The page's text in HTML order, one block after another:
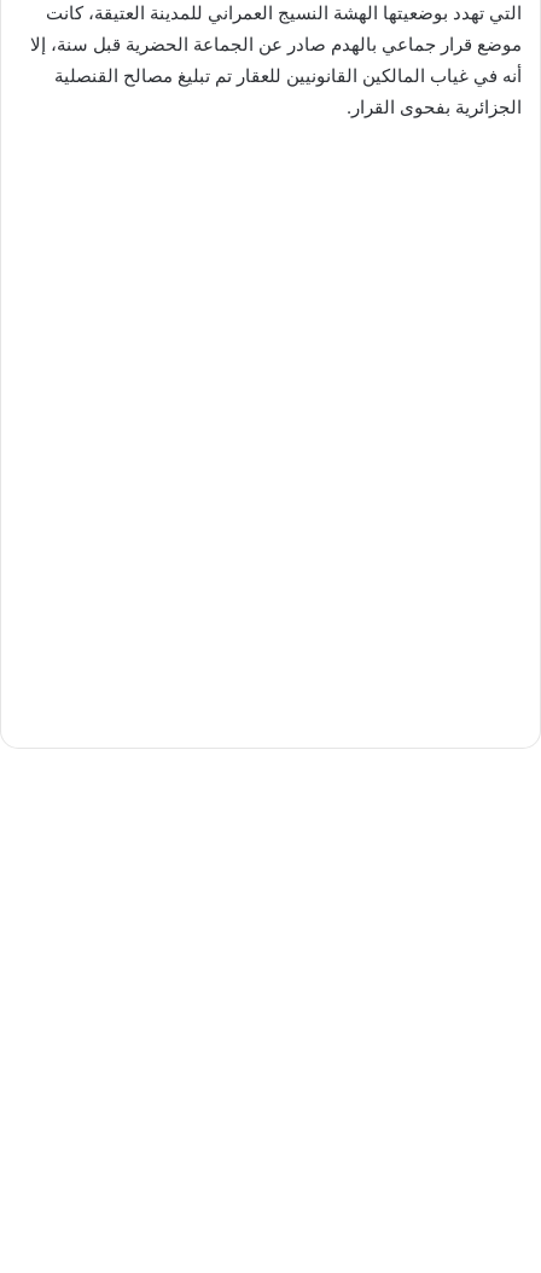
التي تهدد بوضعيتها الهشة النسيج العمراني للمدينة العتيقة، كانت
موضع قرار جماعي بالهدم صادر عن الجماعة الحضرية قبل سنة، إلا
أنه في غياب المالكين القانونيين للعقار تم تبليغ مصالح القنصلية
الجزائرية بفحوى القرار.